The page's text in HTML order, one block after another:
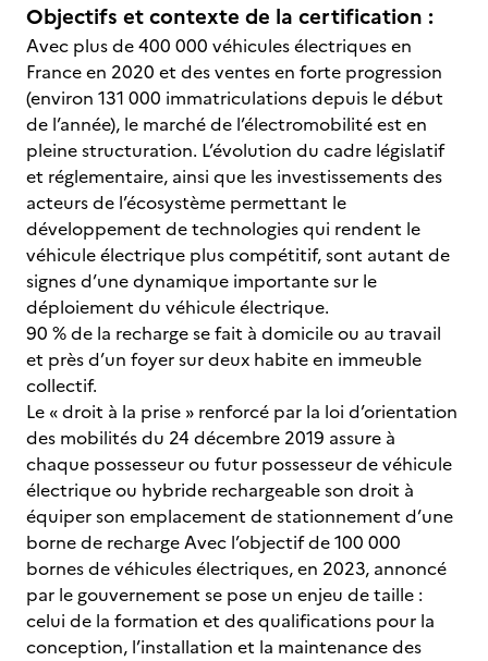
Objectifs et contexte de la certification :
Avec plus de 400 000 véhicules électriques en
France en 2020 et des ventes en forte progression
(environ 131 000 immatriculations depuis le début
de l’année), le marché de l’électromobilité est en
pleine structuration. L’évolution du cadre législatif
et réglementaire, ainsi que les investissements des
acteurs de l’écosystème permettant le
développement de technologies qui rendent le
véhicule électrique plus compétitif, sont autant de
signes d’une dynamique importante sur le
déploiement du véhicule électrique.
90 % de la recharge se fait à domicile ou au travail
et près d’un foyer sur deux habite en immeuble
collectif.
Le « droit à la prise » renforcé par la loi d’orientation
des mobilités du 24 décembre 2019 assure à
chaque possesseur ou futur possesseur de véhicule
électrique ou hybride rechargeable son droit à
équiper son emplacement de stationnement d’une
borne de recharge Avec l’objectif de 100 000
bornes de véhicules électriques, en 2023, annoncé
par le gouvernement se pose un enjeu de taille :
celui de la formation et des qualifications pour la
conception, l’installation et la maintenance des